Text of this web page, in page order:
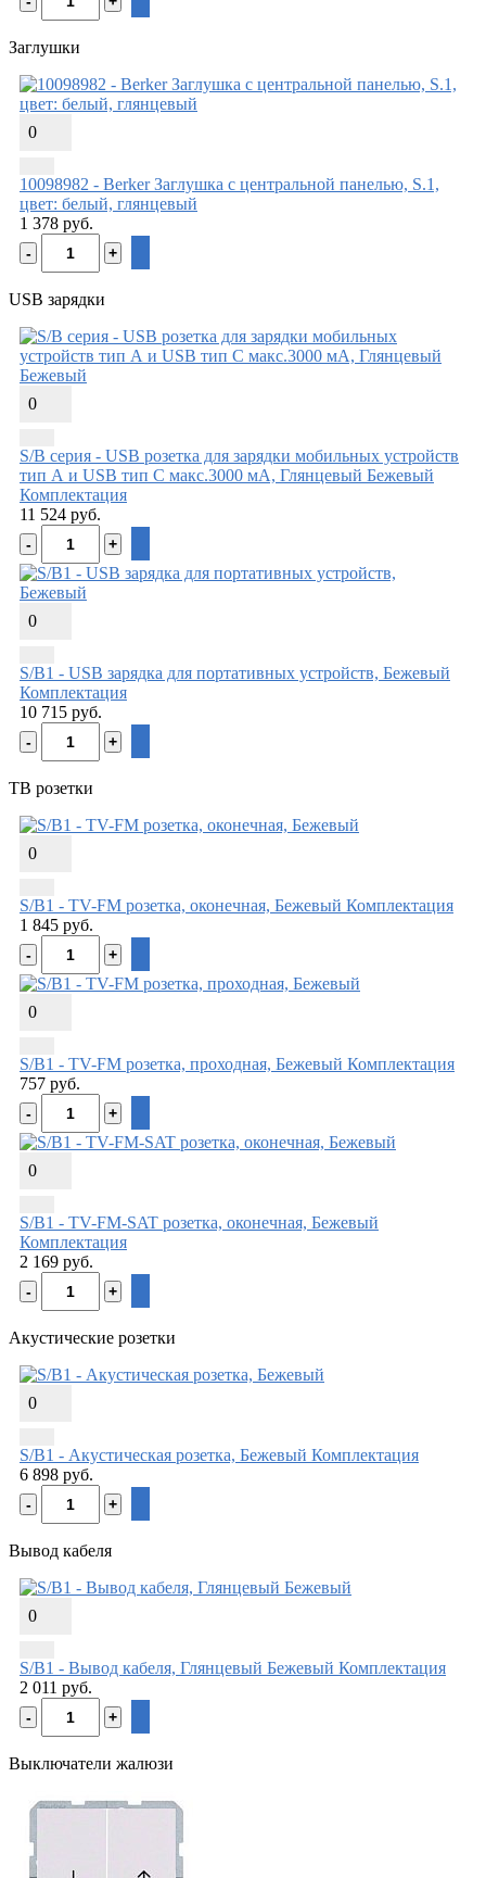
Заглушки
0
10098982 - Berker Заглушка с центральной панелью, S.1,
цвет: белый, глянцевый
1 378 руб.
USB зарядки
0
S/B серия - USB розетка для зарядки мобильных устройств
тип А и USB тип С макс.3000 мА, Глянцевый Бежевый
Комплектация
11 524 руб.
0
S/B1 - USB зарядка для портативных устройств, Бежевый
Комплектация
10 715 руб.
ТВ розетки
0
S/B1 - TV-FM розетка, оконечная, Бежевый Комплектация
1 845 руб.
0
S/B1 - TV-FM розетка, проходная, Бежевый Комплектация
757 руб.
0
S/B1 - TV-FM-SAT розетка, оконечная, Бежевый
Комплектация
2 169 руб.
Акустические розетки
0
S/B1 - Акустическая розетка, Бежевый Комплектация
6 898 руб.
Вывод кабеля
0
S/B1 - Вывод кабеля, Глянцевый Бежевый Комплектация
2 011 руб.
Выключатели жалюзи